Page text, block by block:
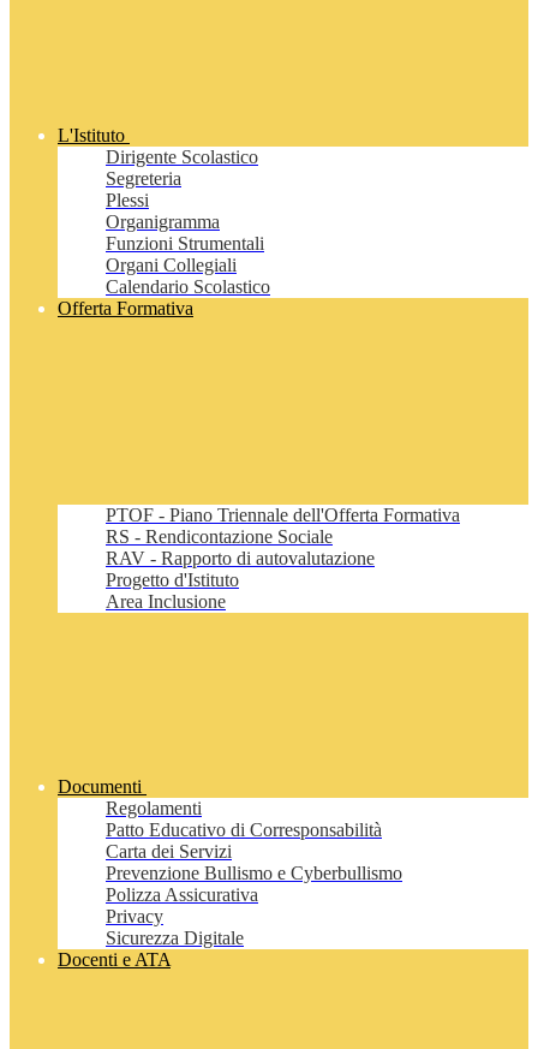
L'Istituto
Dirigente Scolastico
Segreteria
Plessi
Organigramma
Funzioni Strumentali
Organi Collegiali
Calendario Scolastico
Offerta Formativa
PTOF - Piano Triennale dell'Offerta Formativa
RS - Rendicontazione Sociale
RAV - Rapporto di autovalutazione
Progetto d'Istituto
Area Inclusione
Documenti
Regolamenti
Patto Educativo di Corresponsabilità
Carta dei Servizi
Prevenzione Bullismo e Cyberbullismo
Polizza Assicurativa
Privacy
Sicurezza Digitale
Docenti e ATA